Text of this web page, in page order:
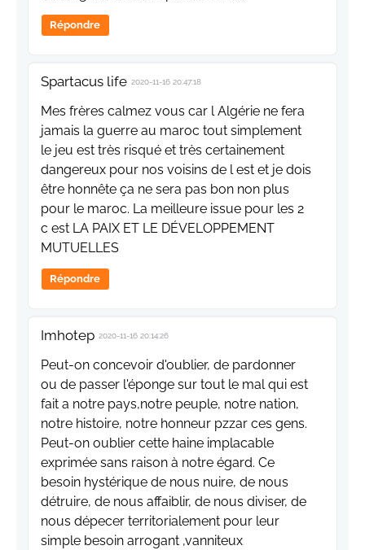
Répondre
Spartacus life 2020-11-16 20:47:18
Mes frères calmez vous car l Algérie ne fera
jamais la guerre au maroc tout simplement
le jeu est très risqué et très certainement
dangereux pour nos voisins de l est et je dois
être honnête ça ne sera pas bon non plus
pour le maroc. La meilleure issue pour les 2
c est LA PAIX ET LE DÉVELOPPEMENT
MUTUELLES
Répondre
Imhotep 2020-11-16 20:14:26
Peut-on concevoir d'oublier, de pardonner
ou de passer l'éponge sur tout le mal qui est
fait a notre pays,notre peuple, notre nation,
notre histoire, notre honneur pzzar ces gens.
Peut-on oublier cette haine implacable
exprimée sans raison à notre égard. Ce
besoin hystérique de nous nuire, de nous
détruire, de nous affaiblir, de nous diviser, de
nous dépecer territorialement pour leur
simple besoin arrogant ,vanniteux